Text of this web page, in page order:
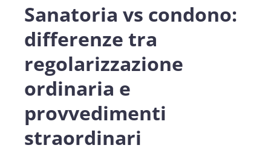
Sanatoria vs condono:
differenze tra
regolarizzazione
ordinaria e
provvedimenti
straordinari